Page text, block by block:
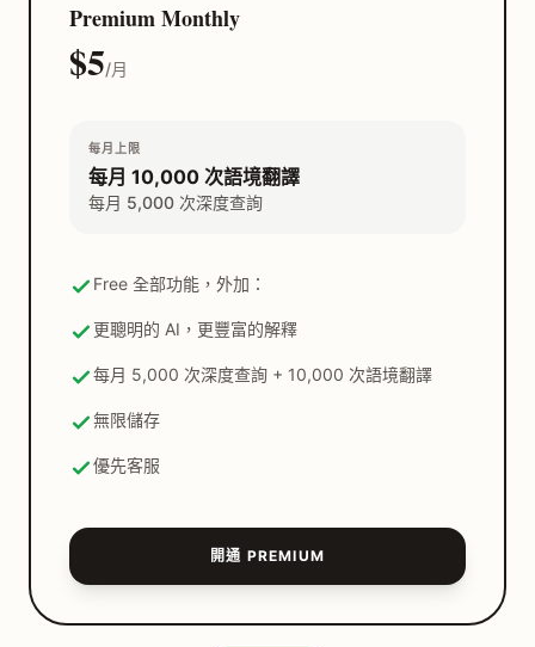
Premium Monthly
$5/月
每月上限
每月 10,000 次語境翻譯
每月 5,000 次深度查詢
Free 全部功能，外加：
更聰明的 AI，更豐富的解釋
每月 5,000 次深度查詢 + 10,000 次語境翻譯
無限儲存
優先客服
開通 PREMIUM